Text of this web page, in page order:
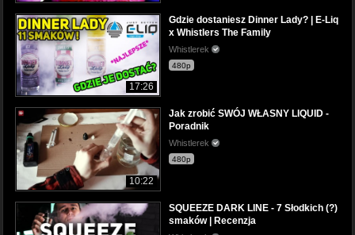
17:26
Gdzie dostaniesz Dinner Lady? | E-Liq
x Whistlers The Family
Whistlerek
480p
10:22
Jak zrobić SWÓJ WŁASNY LIQUID -
Poradnik
Whistlerek
480p
SQUEEZE DARK LINE - 7 Słodkich (?)
smaków | Recenzja